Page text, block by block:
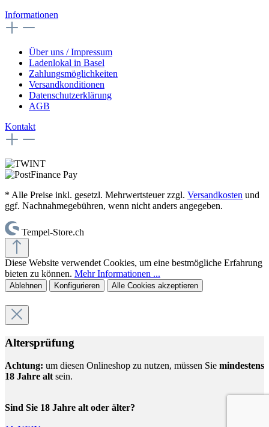
Informationen
Über uns / Impressum
Ladenlokal in Basel
Zahlungsmöglichkeiten
Versandkonditionen
Datenschutzerklärung
AGB
Kontakt
* Alle Preise inkl. gesetzl. Mehrwertsteuer zzgl. Versandkosten und
ggf. Nachnahmegebühren, wenn nicht anders angegeben.
Tempel-Store.ch
Diese Website verwendet Cookies, um eine bestmögliche Erfahrung
bieten zu können. Mehr Informationen ...
Ablehnen Konfigurieren Alle Cookies akzeptieren
Altersprüfung
Achtung: um diesen Onlineshop zu nutzen, müssen Sie mindestens
18 Jahre alt sein.
Sind Sie 18 Jahre alt oder älter?